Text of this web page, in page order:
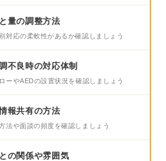
量の調整方法
対応の柔軟性があるか確認しましょう
不良時の対応体制
ーやAEDの設置状況を確認しましょう
報共有の方法
法や面談の頻度を確認しましょう
の関係や雰囲気